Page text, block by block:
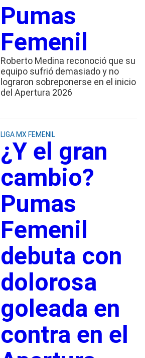
Pumas
Femenil
Roberto Medina reconoció que su
equipo sufrió demasiado y no
lograron sobreponerse en el inicio
del Apertura 2026
LIGA MX FEMENIL
¿Y el gran
cambio?
Pumas
Femenil
debuta con
dolorosa
goleada en
contra en el